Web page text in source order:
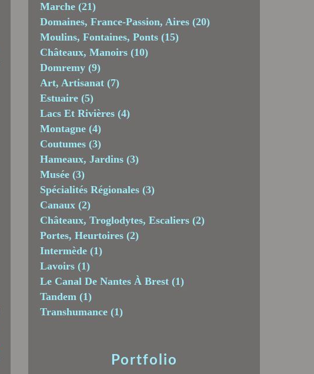
Marche (21)
Domaines, France-Passion, Aires (20)
Moulins, Fontaines, Ponts (15)
Châteaux, Manoirs (10)
Domremy (9)
Art, Artisanat (7)
Estuaire (5)
Lacs Et Rivières (4)
Montagne (4)
Coutumes (3)
Hameaux, Jardins (3)
Musée (3)
Spécialités Régionales (3)
Canaux (2)
Châteaux, Troglodytes, Escaliers (2)
Portes, Heurtoires (2)
Intermède (1)
Lavoirs (1)
Le Canal De Nantes À Brest (1)
Tandem (1)
Transhumance (1)
Portfolio